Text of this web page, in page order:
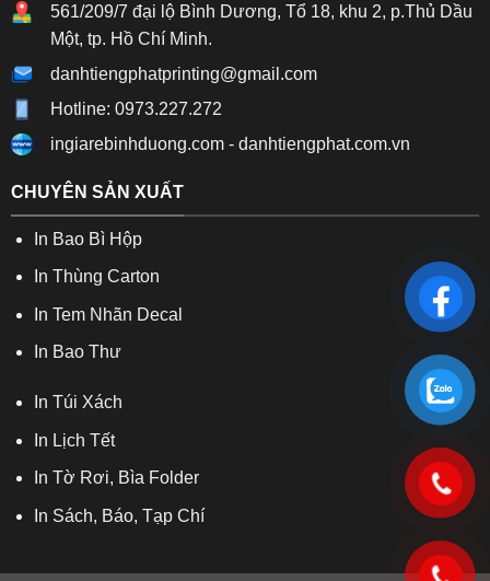
561/209/7 đại lộ Bình Dương, Tổ 18, khu 2, p.Thủ Dầu
Một, tp. Hồ Chí Minh.
danhtiengphatprinting@gmail.com
Hotline: 0973.227.272
ingiarebinhduong.com- danhtiengphat.com.vn
CHUYÊN SẢN XUẤT
In Bao Bì Hộp
In Thùng Carton
In Tem Nhãn Decal
In Bao Thư
In Túi Xách
In Lịch Tết
In Tờ Rơi, Bìa Folder
In Sách, Báo, Tạp Chí